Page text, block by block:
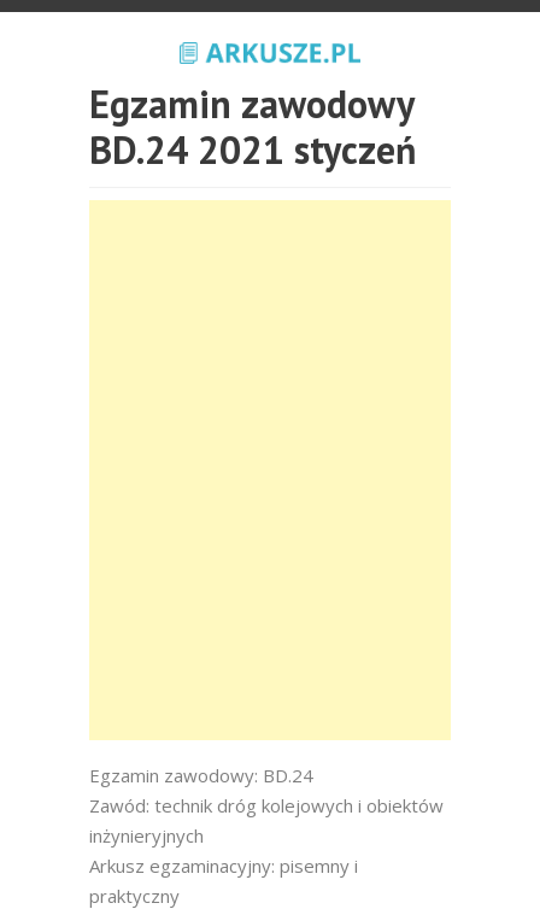
Egzamin zawodowy
BD.24 2021 styczeń
Egzamin zawodowy: BD.24
Zawód: technik dróg kolejowych i obiektów
inżynieryjnych
Arkusz egzaminacyjny: pisemny i
praktyczny